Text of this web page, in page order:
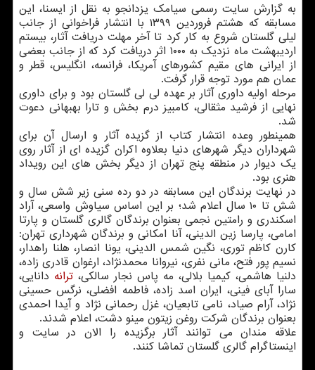
به گزارش سایت رسمی سیامک یزدانجو به نقل از ایسنا، این
مسابقه که هشتم فروردین ۱۳۹۹ با انتشار فراخوانی از جانب
لیلی گلستان شروع به کار کرد تا آخر مهلت دریافت آثار، بیستم
اردیبهشت ماه نزدیک به ۱۰۰۰ اثر دریافت کرد که از جانب بعضی
از ایرانی های مقیم کشورهای آمریکا، فرانسه، انگلیس، قطر و
عمان هم مورد توجه قرار گرفت.
مرحله اولیه داوری آثار بر عهده لی لی گلستان بود و برای داوری
نهایی از فرشید مثقالی، کامبیز درم بخش و تارا بهبهانی دعوت
شد.
همینطور وعده انتشار کتاب از گزیده آثار و ارسال آن برای
شهرداران دیگر شهرهای دنیا بعلاوه اکران گزیده ای از آثار روی
یک دیوار در منطقه پنج تهران از دیگر بخش های این رویداد
هنری بود.
در نهایت برندگان این مسابقه در دو رده سنی زیر شش سال و
شش تا ۱۰ سال اعلام شد؛ بر این اساس سیاوش واسعی، آراد
اسکندری و رامتین نجمی بعنوان برندگان گالری گلستان و پارتا
امامی، پارسا زین الدینی، آنا امکانی و برندگان شهرداری تهران:
کارن کاظم توری، نگین شمس الدینی، یونا انصار، هلنا راهدار،
نسیم پور فتح، مانی نفری، نیروانا محمدنژاد، ارغوان قادری زاده،
دلنیا هاشمی، کیمیا بلالی، مه پاس نجار سالکی، ترانه دانایی،
سارا آبای فینی، ایران اسد زاده، فاطمه افضلی، نرگس حسینی
نژاد، آرام صیاد، نامی تابعیان، غزل رحمانی نژاد و آیدا احمدی
بعنوان برندگان شرکت روغن زیتون مینو دشت، اعلام شدند.
علاقه مندان می توانند آثار برگزیده را الان در سایت و
اینستاگرام گالری گلستان تماشا کنند.